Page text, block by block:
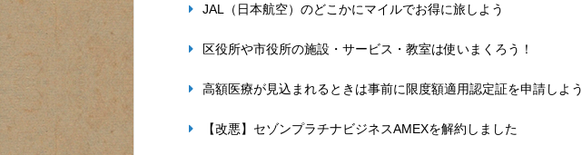
JAL（日本航空）のどこかにマイルでお得に旅しよう
区役所や市役所の施設・サービス・教室は使いまくろう！
高額医療が見込まれるときは事前に限度額適用認定証を申請しよう
【改悪】セゾンプラチナビジネスAMEXを解約しました